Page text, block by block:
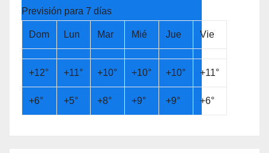
Previsión para 7 días
Dom Lun Mar Mié Jue Vie
+12° +11° +10° +10° +10° +11°
+6° +5° +8° +9° +9° +6°